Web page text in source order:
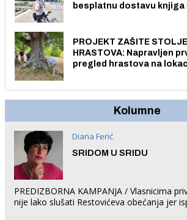
besplatnu dostavu knjiga
PROJEKT ZAŠITE
HRASTOVA: Napravljen
pregled hrastova na
Kolumne
Diana Ferić
SRIDOM U SRIDU
PREDIZBORNA KAMPANJA / Vlasnicima
nije lako slušati Restovićeva obećanja jer